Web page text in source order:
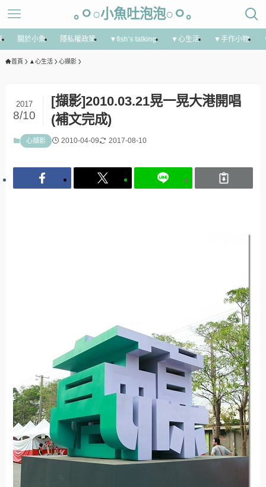
｡ㅇ○小魚吐泡泡○ㅇ｡
關於小魚 隱私權政策 ▼fish’s talking ▼心生活 ▼手作小物
首頁 ▲心生活 心擷影
[擷影]2010.03.21晃一晃大港開唱
(補文完成)
2017
8/10
心擷影 2010-04-09 2017-08-10